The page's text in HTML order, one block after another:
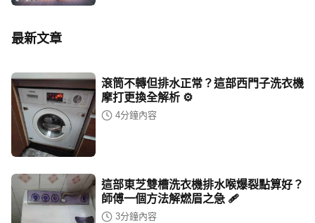
最新文章
滾筒不轉但排水正常？這部西門子洗衣機
摩打更換全解析 ⚙️
4分鐘內容
這部東芝雙槽洗衣機排水喉爆裂點算好？
師傅一個方法解燃眉之急 🩹
3分鐘內容